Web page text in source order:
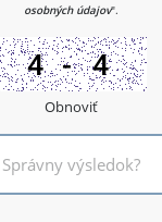
osobných údajov".
Obnoviť